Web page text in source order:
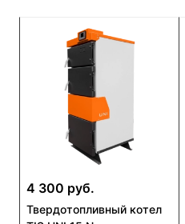
4 300 руб.
Твердотопливный котел